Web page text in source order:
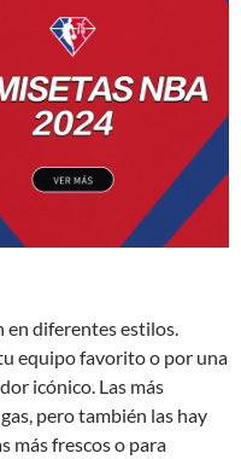
en diferentes estilos.
equipo favorito o por una
icónico. Las más
pero también las hay
más frescos o para